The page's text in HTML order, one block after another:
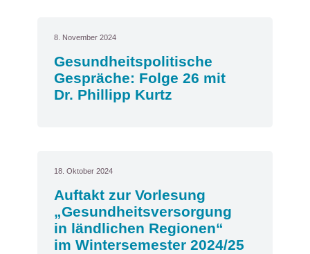
8. November 2024
Gesundheitspolitische
Gespräche: Folge 26 mit
Dr. Phillipp Kurtz
18. Oktober 2024
Auftakt zur Vorlesung
„Gesundheitsversorgung
in ländlichen Regionen“
im Wintersemester 2024/25